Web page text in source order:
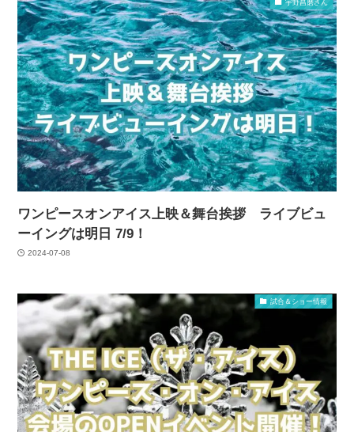
宇野昌磨さん
ワンピースオンアイス上映＆舞台挨拶 ライブビュ
ーイングは明日 7/9！
2024-07-08
試合＆ショー情報